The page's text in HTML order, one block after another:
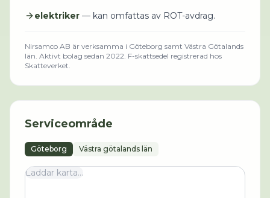
elektriker — kan omfattas av ROT-avdrag.
Nirsamco AB är verksamma i Göteborg samt Västra Götalands
län. Aktivt bolag sedan 2022. F-skattsedel registrerad hos
Skatteverket.
Serviceområde
Göteborg Västra götalands län
Laddar karta...